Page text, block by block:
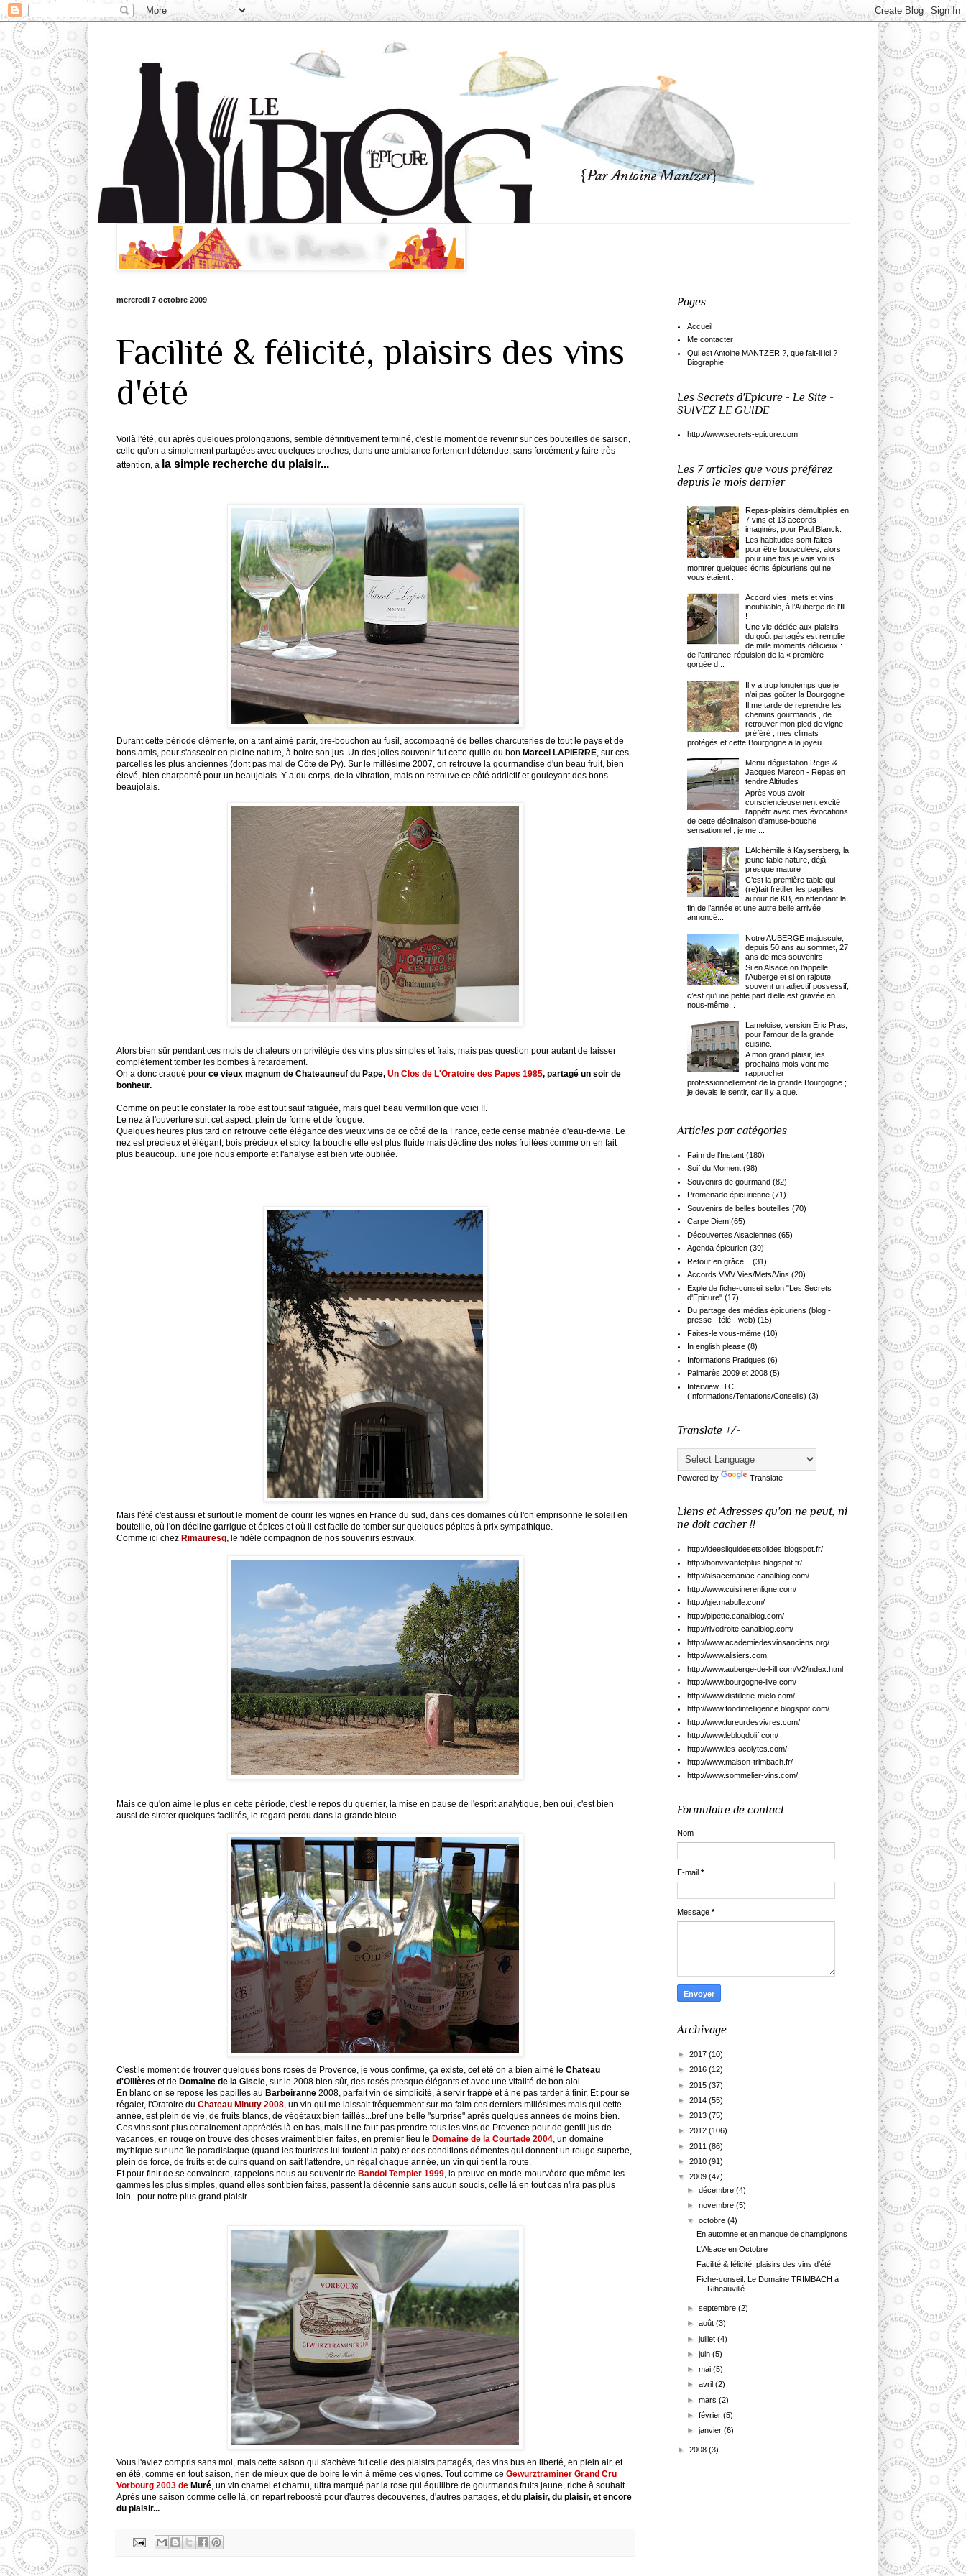
mercredi 7 octobre 2009
Facilité & félicité, plaisirs des vins
d'été
Voilà l'été, qui après quelques prolongations, semble définitivement terminé, c'est le moment de revenir sur ces bouteilles de saison,
celle qu'on a simplement partagées avec quelques proches, dans une ambiance fortement détendue, sans forcément y faire très
attention, à la simple recherche du plaisir...
Durant cette période clémente, on a tant aimé partir, tire-bouchon au fusil, accompagné de belles charcuteries de tout le pays et de
bons amis, pour s'asseoir en pleine nature, à boire son jus. Un des jolies souvenir fut cette quille du bon Marcel LAPIERRE, sur ces
parcelles les plus anciennes (dont pas mal de Côte de Py). Sur le millésime 2007, on retrouve la gourmandise d'un beau fruit, bien
élevé, bien charpenté pour un beaujolais. Y a du corps, de la vibration, mais on retrouve ce côté addictifet gouleyant des bons
beaujolais.
Alors bien sûr pendant ces mois de chaleurs on privilégie des vins plus simples et frais, mais pas question pour autant de laisser
complètementtomber les bombes à retardement.
On a donc craqué pour ce vieux magnum de Chateauneuf du Pape, Un Clos de L'Oratoire des Papes 1985, partagé un soir de
bonheur.
Comme on peut le constater la robe est tout sauf fatiguée, mais quel beau vermillon que voici !!.
Le nez à l'ouverture suit cet aspect, plein de forme et de fougue.
Quelques heures plus tard on retrouve cette élégance des vieux vins de ce côté de la France, cette cerise matinée d'eau-de-vie. Le
nez est précieux et élégant, bois précieux etspicy, la bouche elle est plus fluide mais décline des notes fruitées comme on en fait
plus beaucoup...une joie nous emporte et l'analyse est bien vite oubliée.
Mais l'été c'est aussi et surtout le moment de courir les vignes en France du sud, dans ces domaines où l'on emprisonne le soleil en
bouteille, où l'on décline garrigue et épices et où il est facile de tomber sur quelques pépites à prix sympathique.
Comme ici chez Rimauresq, le fidèle compagnon de nos souvenirs estivaux.
Mais ce qu'on aime le plus en cette période, c'est le repos du guerrier, la mise en pause de l'esprit analytique, ben oui, c'est bien
aussi de siroter quelques facilités, le regard perdu dans la grande bleue.
C'est le moment de trouver quelques bons rosés de Provence , je vous confirme, ça existe, cet été on a bien aimé le Chateau
d'Ollières et de Domaine de la Giscle , sur le 2008 bien sûr, des rosés presque élégants et avec une vitalité de bon aloi.
En blanc on se repose les papilles au Barbeiranne 2008, parfait vin de simplicité, à servir frappé et à ne pas tarder à finir. Et pour se
régaler, l'Oratoire du Chateau Minuty 2008 , un vin qui me laissaitfréquemmentsur ma faim ces derniers millésimes mais qui cette
année, est plein de vie, de fruits blancs, de végétaux bien taillés...bref une belle "surprise" après quelques années de moins bien.
Ces vins sont plus certainementappréciés là en bas, mais il ne faut pas prendre tous les vins de Provence pour de gentil jus de
vacances, en rouge on trouve des choses vraiment bien faites, en premier lieu le Domaine de la Courtade 2004 , un domaine
mythique sur une île paradisiaque (quand les touristes lui foutent la paix) et des conditions démentes qui donnent un rouge superbe,
plein de force, de fruits et de cuirs quand on sait l'attendre, un régal chaque année, un vin qui tient la route.
Et pour finir de se convaincre, rappelons nous au souvenir de Bandol Tempier 1999 , la preuve en mode-mourvèdre que même les
gammes les plus simples, quand elles sont bien faites, passent la décennie sans aucun soucis, celle là en tout cas n'ira pas plus
loin...pour notre plus grand plaisir.
Vous l'aviez compris sans moi, mais cette saison qui s'achève fut celle des plaisirs partagés, des vins bus en liberté, en plein air, et
en été, comme en tout saison, rien de mieux que de boire le vin à même ces vignes. Tout comme ce Gewurztraminer Grand Cru
Vorbourg 2003 de Muré , un vin charnel et charnu, ultra marqué par la rose qui équilibre de gourmands fruits jaune, riche à souhait
Après une saison comme celle là, on repartreboosté pour d'autres découvertes, d'autres partages, etdu plaisir, du plaisir, et encore
du plaisir...
Pages
Accueil
Me contacter
Qui est Antoine MANTZER ?, que fait-il ici ?
Biographie
Les Secrets d'Epicure - Le Site -
SUIVEZ LE GUIDE
http://www.secrets-epicure.com
Les 7 articles que vous préférez
depuis le mois dernier
Repas-plaisirs démultipliés en
7 vins et 13 accords
imaginés, pour Paul Blanck.
Les habitudes sont faites
pour être bousculées, alors
pour une fois je vais vous
montrer quelques écrits épicuriens qui ne
vous étaient ...
Accord vies, mets et vins
inoubliable, à l’Auberge de l’Ill
!
Une vie dédiée aux plaisirs
du goût partagés est remplie
de mille moments délicieux :
de l’attirance-répulsion de la « première
gorgée d...
Il y a trop longtemps que je
n'ai pas goûter la Bourgogne
Il me tarde de reprendre les
chemins gourmands , de
retrouver mon pied de vigne
préféré , mes climats
protégés et cette Bourgogne a la joyeu...
Menu-dégustation Regis &
Jacques Marcon - Repas en
tendre Altitudes
Après vous avoir
consciencieusement excité
l'appétit avec mes évocations
de cette déclinaison d'amuse-bouche
sensationnel , je me ...
L’Alchémille à Kaysersberg, la
jeune table nature, déjà
presque mature !
C’est la première table qui
(re)fait frétiller les papilles
autour de KB, en attendant la
fin de l’année et une autre belle arrivée
annoncé...
Notre AUBERGE majuscule,
depuis 50 ans au sommet, 27
ans de mes souvenirs
Si en Alsace on l’appelle
l’Auberge et si on rajoute
souvent un adjectif possessif,
c’est qu’une petite part d’elle est gravée en
nous-même...
Lameloise, version Eric Pras,
pour l’amour de la grande
cuisine.
A mon grand plaisir, les
prochains mois vont me
rapprocher
professionnellement de la grande Bourgogne ;
je devais le sentir, car il y a que...
Articles par catégories
Faim de l'Instant (180)
Soif du Moment (98)
Souvenirs de gourmand (82)
Promenade épicurienne (71)
Souvenirs de belles bouteilles (70)
Carpe Diem (65)
Découvertes Alsaciennes (65)
Agenda épicurien (39)
Retour en grâce...
(31)
Accords VMV Vies/Mets/Vins (20)
Exple de fiche-conseil selon "Les Secrets
d'Epicure" (17)
Du partage des médias épicuriens (blog -
presse - télé - web) (15)
Faites-le vous-même (10)
In english please (8)
Informations Pratiques (6)
Palmarès 2009 et 2008 (5)
Interview ITC
(Informations/Tentations/Conseils) (3)
Translate +/-
Powered by Translate
Liens et Adresses qu'on ne peut, ni
ne doit cacher !!
http://ideesliquidesetsolides.blogspot.fr/
http://bonvivantetplus.blogspot.fr/
http://alsacemaniac.canalblog.com/
http://www.cuisinerenligne.com/
http://gje.mabulle.com/
http://pipette.canalblog.com/
http://rivedroite.canalblog.com/
http://www.academiedesvinsanciens.org/
http://www.alisiers.com
http://www.auberge-de-l-ill.com/V2/index.html
http://www.bourgogne-live.com/
http://www.distillerie-miclo.com/
http://www.foodintelligence.blogspot.com/
http://www.fureurdesvivres.com/
http://www.leblogdolif.com/
http://www.les-acolytes.com/
http://www.maison-trimbach.fr/
http://www.sommelier-vins.com/
Formulaire de contact
Nom
E-mail *
Message *
Archivage
► 2017 (10)
► 2016 (12)
► 2015 (37)
► 2014 (55)
► 2013 (75)
► 2012 (106)
► 2011 (86)
► 2010 (91)
▼ 2009 (47)
►décembre(4)
►novembre(5)
▼octobre(4)
En automne et en manque de champignons
L'Alsace en Octobre
Facilité & félicité, plaisirs des vins d'été
Fiche-conseil: Le Domaine TRIMBACH à
Ribeauvillé
►septembre(2)
►août(3)
►juillet(4)
►juin(5)
►mai(5)
►avril(2)
►mars(2)
►février(5)
►janvier(6)
► 2008 (3)